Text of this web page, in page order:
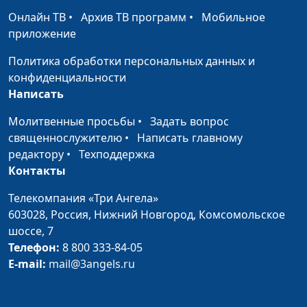
Любовь Христа
Антон Бойков,
В чем смысл жизни
человека?
Антон Бойков,
влияет на сознание
человека?
священнослужитель
Всемирный день
Крещение Господне
Андрей Качалаба,
#326
Международный
Онлайн ТВ • Архив ТВ программ • Мобильное
приложение
Политика обработки персональных данных и
конфиденциальности
Написать
Молитвенные просьбы • Задать вопрос
священнослужителю • Написать главному
редактору • Техподдержка
Контакты
Телекомпания «Три Ангела»
603028, Россия, Нижний Новгород, Комсомольское
шоссе, 7
Телефон: 8 800 333-84-05
E-mail: mail@3angels.ru